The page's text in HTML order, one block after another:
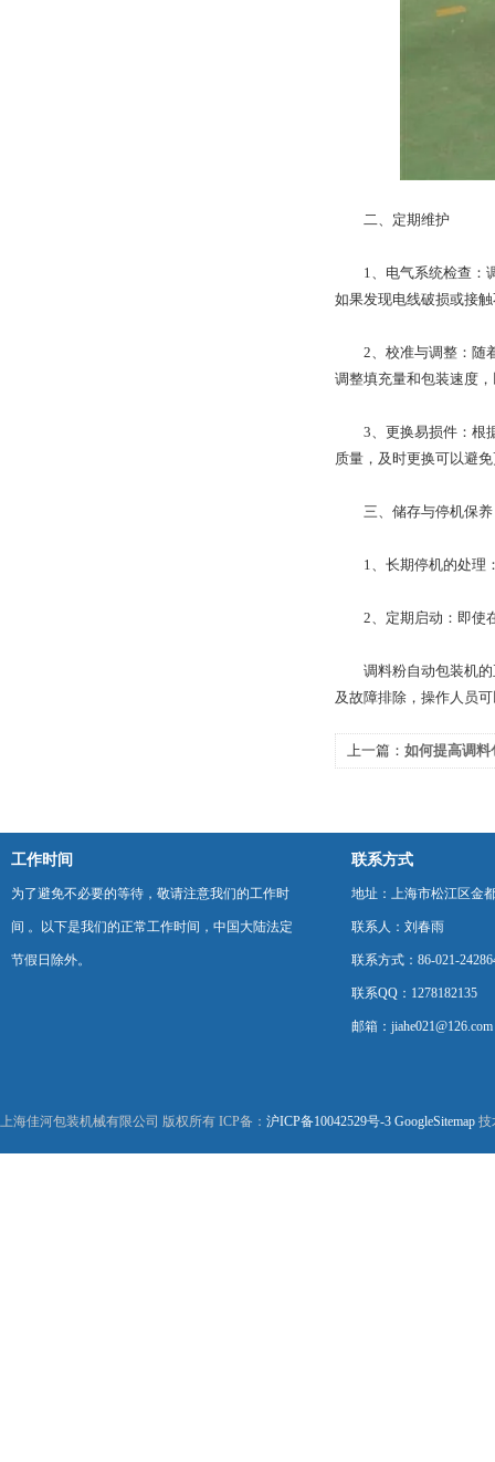
二、定期维护
1、电气系统检查：调
如果发现电线破损或接
2、校准与调整：随着
调整填充量和包装速度
3、更换易损件：根据
质量，及时更换可以避
三、储存与停机保养
1、长期停机的处理：
2、定期启动：即使在
调料粉自动包装机的
及故障排除，操作人员
上一篇： 如何提高调料
工作时间
为了避免不必要的等待，敬请注意我们的工作时
间 。以下是我们的正常工作时间，中国大陆法定
节假日除外。
联系方式
地址：上海市松江区金
联系人：刘春雨
联系方式：86-021-
联系QQ：1278182135
邮箱：jiahe021@126.com
上海佳河包装机械有限公司 版权所有 ICP备： 沪ICP备10042529号-3 GoogleSitemap 技